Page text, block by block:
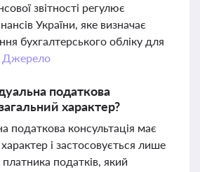
звітності регулює
України, яке визначає
бухгалтерського обліку для
Джерело
податкова
характер?
податкова консультація має
і застосовується лише
податків, який